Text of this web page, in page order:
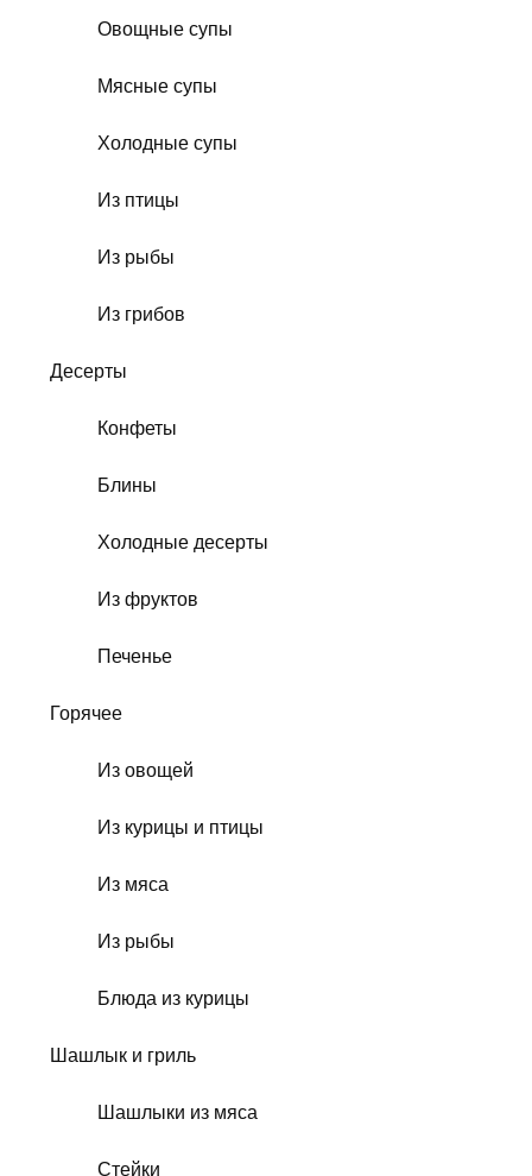
Овощные супы
Мясные супы
Холодные супы
Из птицы
Из рыбы
Из грибов
Десерты
Конфеты
Блины
Холодные десерты
Из фруктов
Печенье
Горячее
Из овощей
Из курицы и птицы
Из мяса
Из рыбы
Блюда из курицы
Шашлык и гриль
Шашлыки из мяса
Стейки